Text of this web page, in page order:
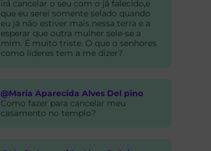
irá cancelar o seu com o já falecido,e
que eu serei somente selado quando
eu já não estiver mais nessa terra e a
esperar que outra mulher sele-se a
mim. É muito triste. O que o senhores
como líderes tem a me dizer?
@Maria Aparecida Alves Del pino
Como fazer para cancelar meu
casamento no templo?